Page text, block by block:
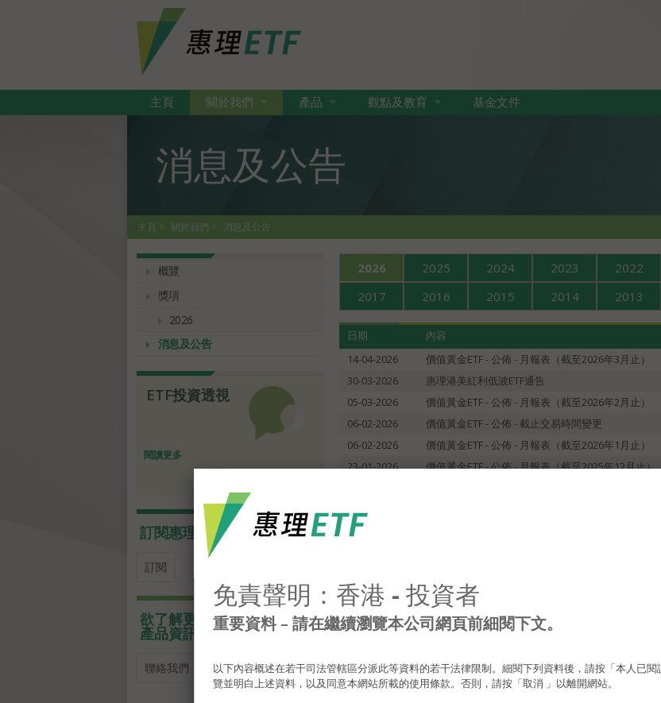
主頁 關於我們 產品 觀點及教育 基金文件
消息及公告
主頁 關於我們 消息及公告
概覽
獎項
2026
消息及公告
ETF投資透視
閱讀更多
訂閱惠理最新通訊
訂閱
欲了解更多
產品資訊？
聯絡我們
2026 2025 2024 2023 2022
2017
2016 2015 2014 2013
日期
內容
14-04-2026
價值黃金ETF - 公佈 - 月報表（截至2026年3月止）
30-03-2026
惠理港美紅利低波ETF通告
05-03-2026
價值黃金ETF - 公佈 - 月報表（截至2026年2月止）
06-02-2026
價值黃金ETF - 公佈 - 截止交易時間變更
06-02-2026
價值黃金ETF - 公佈 - 月報表（截至2026年1月止）
23-01-2026
價值黃金ETF - 公佈 - 月報表（截至2025年12月止）
免責聲明：香港 - 投資者
重要資料 – 請在繼續瀏覽本公司網頁前細閱下文。
以下內容概述在若干司法管轄區分派此等資料的若干法律限制。細閱下列資料後，請按「本人已
覽並明白上述資料，以及同意本網站所載的使用條款。否則，請按「取消 」以離開網站。